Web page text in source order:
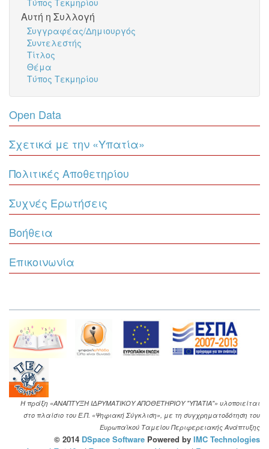
Αυτή η Συλλογή
Συγγραφέας/Δημιουργός
Συντελεστής
Τίτλος
Θέμα
Τύπος Τεκμηρίου
Open Data
Σχετικά με την «Υπατία»
Πολιτικές Αποθετηρίου
Συχνές Ερωτήσεις
Βοήθεια
Επικοινωνία
Η πράξη «ΑΝΑΠΤΥΞΗ ΙΔΡΥΜΑΤΙΚΟΥ ΑΠΟΘΕΤΗΡΙΟΥ "ΥΠΑΤΙΑ"» υλοποιείται
στο πλαίσιο του Ε.Π. «Ψηφιακή Σύγκλιση», με τη συγχρηματοδότηση του
Ευρωπαϊκού Ταμείου Περιφερειακής Ανάπτυξης
© 2014 DSpace Software Powered by IMC Technologies